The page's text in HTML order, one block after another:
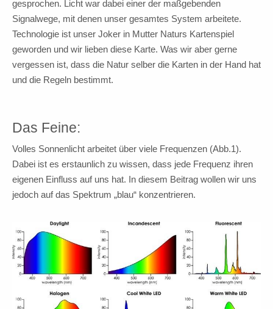
gesprochen. Licht war dabei einer der maßgebenden
Signalwege, mit denen unser gesamtes System arbeitete.
Technologie ist unser Joker in Mutter Naturs Kartenspiel
geworden und wir lieben diese Karte. Was wir aber gerne
vergessen ist, dass die Natur selber die Karten in der Hand hat
und die Regeln bestimmt.
Das Feine:
Volles Sonnenlicht arbeitet über viele Frequenzen (Abb.1).
Dabei ist es erstaunlich zu wissen, dass jede Frequenz ihren
eigenen Einfluss auf uns hat. In diesem Beitrag wollen wir uns
jedoch auf das Spektrum „blau“ konzentrieren.